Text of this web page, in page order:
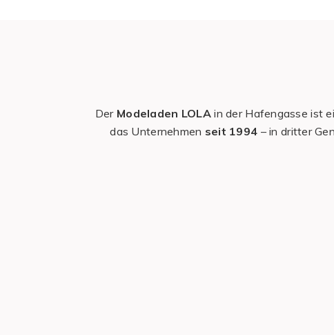
Der Modeladen LOLAin der Hafengasse ist
das Unternehmen seit 1994 – in dritter